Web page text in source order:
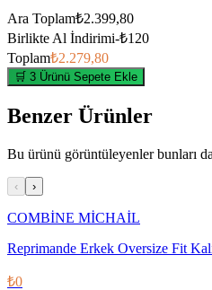
Ara Toplam₺2.399,80
Birlikte Al İndirimi-₺120
Toplam₺2.279,80
🛒 3 Ürünü Sepete Ekle
Benzer Ürünler
Bu ürünü görüntüleyenler bunları
‹ ›
COMBİNE MİCHAİL
Reprimande Erkek Oversize Fit
₺0